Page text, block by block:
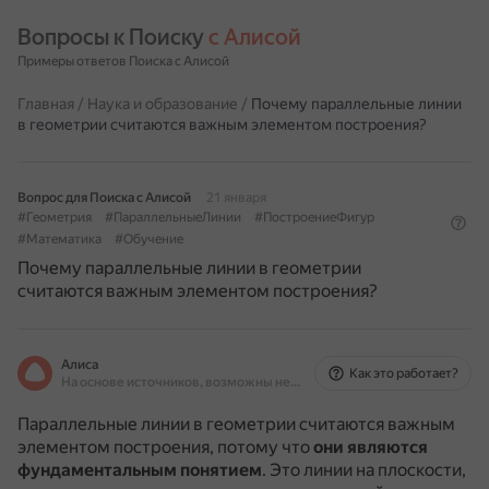
Вопросы к Поиску с Алисой
Примеры ответов Поиска с Алисой
Главная / Наука и образование / Почему параллельные линии
в геометрии считаются важным элементом построения?
Вопрос для Поиска с Алисой
21 января
#Геометрия
#ПараллельныеЛинии
#ПостроениеФигур
#Математика
#Обучение
Почему параллельные линии в геометрии
считаются важным элементом построения?
Алиса
На основе источников, возможны неточности
Как это работает?
Параллельные линии в геометрии считаются важным
элементом построения, потому чтоони являются
фундаментальным понятием. Это линии на плоскости,